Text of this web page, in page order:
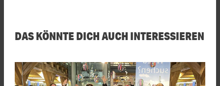
DAS KÖNNTE DICH AUCH INTERESSIEREN